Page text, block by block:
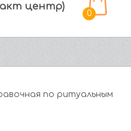
центр)
0
по ритуальным